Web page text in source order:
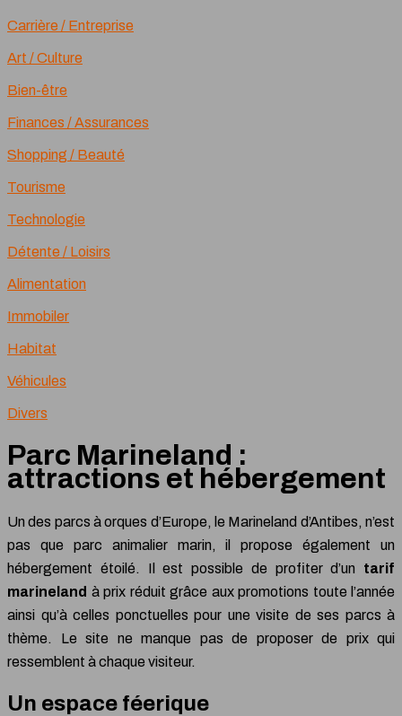
Carrière / Entreprise
Art / Culture
Bien-être
Finances / Assurances
Shopping / Beauté
Tourisme
Technologie
Détente / Loisirs
Alimentation
Immobiler
Habitat
Véhicules
Divers
Parc Marineland :
attractions et hébergement
Un des parcs à orques d’Europe, le Marineland d’Antibes, n’est
pas que parc animalier marin, il propose également un
hébergement étoilé. Il est possible de profiter d’un tarif
marineland à prix réduit grâce aux promotions toute l’année
ainsi qu’à celles ponctuelles pour une visite de ses parcs à
thème. Le site ne manque pas de proposer de prix qui
ressemblent à chaque visiteur.
Un espace féerique